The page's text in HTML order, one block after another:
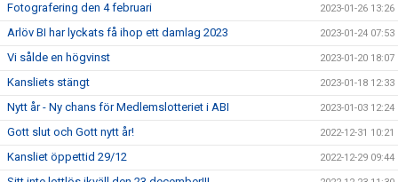
Fotografering den 4 februari 2023-01-26 13:26
Arlöv BI har lyckats få ihop ett damlag 2023 2023-01-24 07:53
Vi sålde en högvinst 2023-01-20 18:07
Kansliets stängt 2023-01-18 12:33
Nytt år - Ny chans för Medlemslotteriet i ABI 2023-01-03 12:24
Gott slut och Gott nytt år! 2022-12-31 10:21
Kansliet öppettid 29/12 2022-12-29 09:44